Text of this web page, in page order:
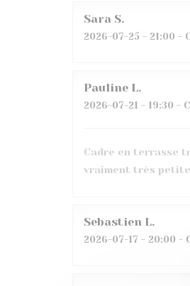
Sara S
2026-07-25 - 21:00 -
Pauline L
2026-07-21 - 19:30 -
Cadre en terrasse
vraiment très
Sebastien L
2026-07-17 - 20:00 -